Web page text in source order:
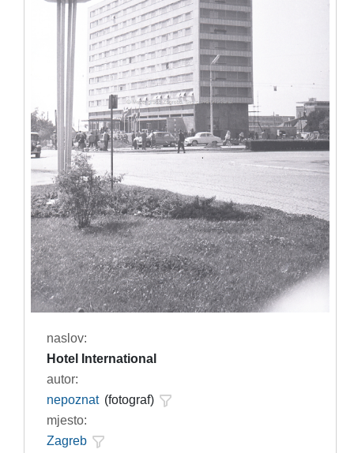
naslov:
Hotel International
autor:
nepoznat (fotograf)
mjesto:
Zagreb